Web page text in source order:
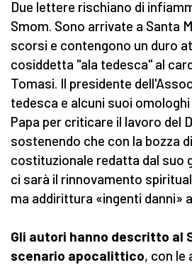
Due lettere rischiano di
Smom. Sono arrivate a Santa
scorsi e contengono un duro
cosiddetta "ala tedesca" al
Tomasi. Il presidente
tedesca e alcuni suoi
Papa per criticare il lavoro del
sostenendo che con la bozza
costituzionale redatta dal suo
ci sarà il rinnovamento
ma addirittura «ingenti danni»
Gli autori hanno descritto al
scenario apocalittico, con le